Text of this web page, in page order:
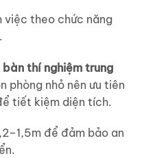
việc theo chức năng
bàn thí nghiệm trung
nhỏ nên ưu tiên
tiết kiệm diện tích.
để đảm bảo an